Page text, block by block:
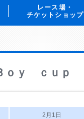
レース場・
チケットショップ
ｏｙ ｃｕｐ
2月1日